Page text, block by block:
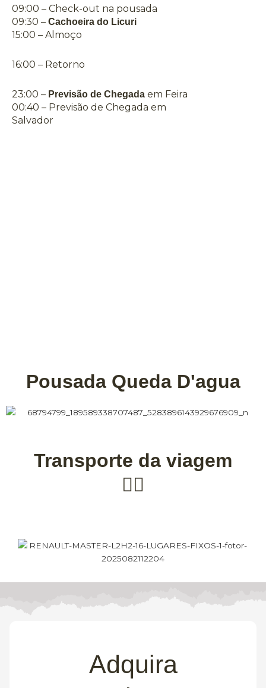
09:00 – Check-out na pousada
09:30 – Cachoeira do Licuri
15:00 – Almoço
16:00 – Retorno
23:00 – Previsão de Chegada em Feira
00:40 – Previsão de Chegada em
Salvador
Pousada Queda D'agua
Transporte da viagem
👇🏽
Adquira